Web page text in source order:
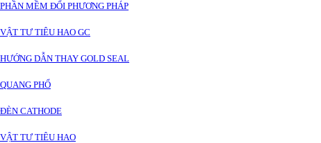
PHẦN MỀM ĐỔI PHƯƠNG PHÁP
VẬT TƯ TIÊU HAO GC
HƯỚNG DẪN THAY GOLD SEAL
QUANG PHỔ
ĐÈN CATHODE
VẬT TƯ TIÊU HAO